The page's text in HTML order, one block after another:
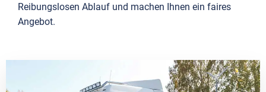
Reibungslosen Ablauf und machen Ihnen ein faires
Angebot.